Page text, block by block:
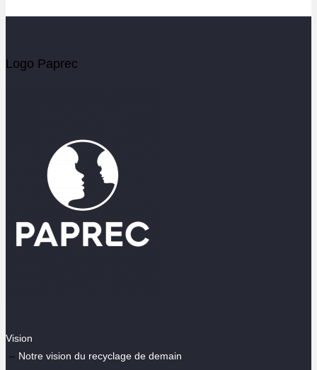
Logo Paprec
Vision
Notre vision du recyclage de demain